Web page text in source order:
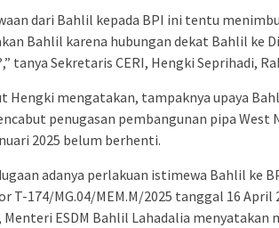
dari Bahlil kepada BPI ini tentu
Bahlil karena hubungan dekat Bahlil ke
tanya Sekretaris CERI, Hengki Seprihadi,
Hengki mengatakan, tampaknya upaya
penugasan pembangunan pipa West
2025 belum berhenti.
adanya perlakuan istimewa Bahlil ke
T-174/MG.04/MEM.M/2025 tanggal 16 April
Menteri ESDM Bahlil Lahadalia menyatakan